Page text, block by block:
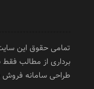
تمامی حقوق این
برداری از مطالب فقط با
طراحی سامانه فروش